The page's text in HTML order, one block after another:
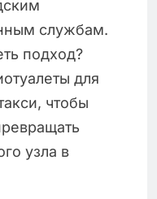
службам.
подход?
для
чтобы
узла в